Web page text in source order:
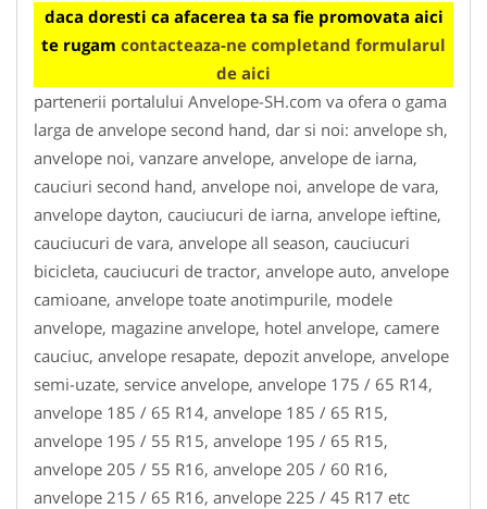
daca doresti ca afacerea ta sa fie promovata aici
te rugam contacteaza-ne completand formularul
de aici
partenerii portalului Anvelope-SH.com va ofera o gama
larga de anvelope second hand, dar si noi: anvelope sh,
anvelope noi, vanzare anvelope, anvelope de iarna,
cauciuri second hand, anvelope noi, anvelope de vara,
anvelope dayton, cauciucuri de iarna, anvelope ieftine,
cauciucuri de vara, anvelope all season, cauciucuri
bicicleta, cauciucuri de tractor, anvelope auto, anvelope
camioane, anvelope toate anotimpurile, modele
anvelope, magazine anvelope, hotel anvelope, camere
cauciuc, anvelope resapate, depozit anvelope, anvelope
semi-uzate, service anvelope, anvelope 175 / 65 R14,
anvelope 185 / 65 R14, anvelope 185 / 65 R15,
anvelope 195 / 55 R15, anvelope 195 / 65 R15,
anvelope 205 / 55 R16, anvelope 205 / 60 R16,
anvelope 215 / 65 R16, anvelope 225 / 45 R17 etc